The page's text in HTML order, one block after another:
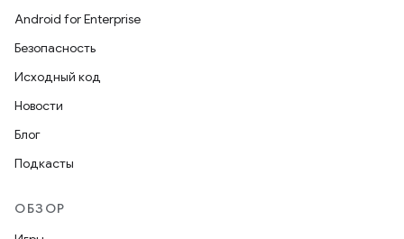
Android for Enterprise
Безопасность
Исходный код
Новости
Блог
Подкасты
ОБЗОР